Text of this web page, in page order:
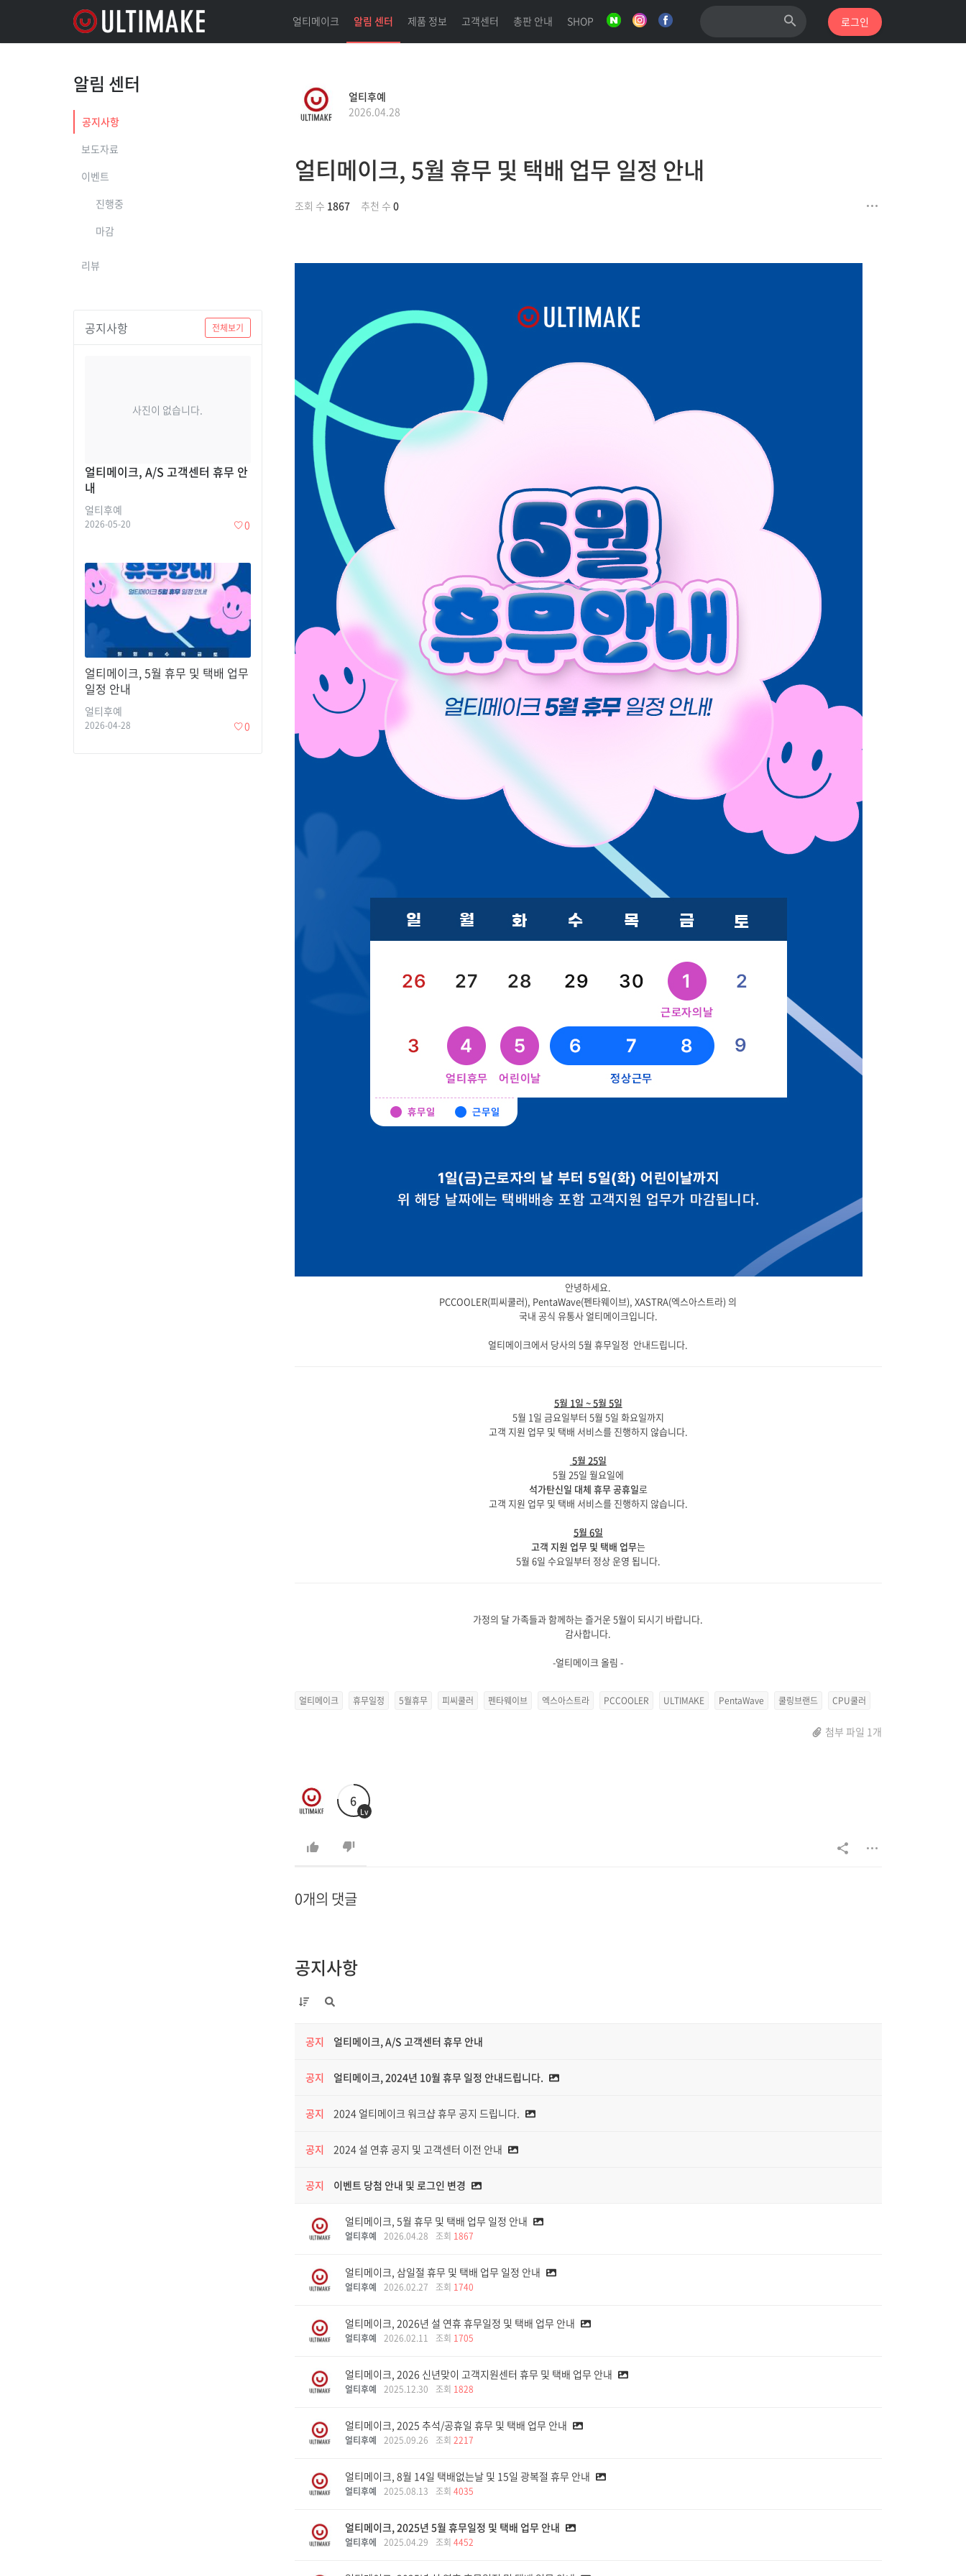
얼티메이크 알림 센터 제품 정보 고객센터 총판 안내 SHOP 로그인
알림 센터
공지사항
보도자료
이벤트
진행중
마감
리뷰
공지사항 전체보기
사진이 없습니다.
얼티메이크, A/S 고객센터 휴무 안
내
얼티후예
2026-05-20 0
얼티메이크, 5월 휴무 및 택배 업무
일정 안내
얼티후예
2026-04-28 0
얼티후예
2026.04.28
얼티메이크, 5월 휴무 및 택배 업무 일정 안내
조회 수 1867 추천 수 0
안녕하세요.
PCCOOLER(피씨쿨러), PentaWave(펜타웨이브), XASTRA(엑스아스트라) 의
국내 공식 유통사 얼티메이크입니다.
얼티메이크에서 당사의 5월 휴무일정 안내드립니다.
5월 1일 ~ 5월 5일
5월 1일 금요일부터 5월 5일 화요일까지
고객 지원 업무 및 택배 서비스를 진행하지 않습니다.
5월 25일
5월 25일 월요일에
석가탄신일 대체 휴무 공휴일로
고객 지원 업무 및 택배 서비스를 진행하지 않습니다.
5월 6일
고객 지원 업무 및 택배 업무는
5월 6일 수요일부터 정상 운영 됩니다.
가정의 달 가족들과 함께하는 즐거운 5월이 되시기 바랍니다.
감사합니다.
-얼티메이크 올림 -
얼티메이크 휴무일정 5월휴무 피씨쿨러 펜타웨이브 엑스아스트라 PCCOOLER ULTIMAKE PentaWave 쿨링브랜드 CPU쿨러
첨부 파일 1개
6
Lv
0개의 댓글
공지사항
공지 얼티메이크, A/S 고객센터 휴무 안내
공지 얼티메이크, 2024년 10월 휴무 일정 안내드립니다.
공지 2024 얼티메이크 워크샵 휴무 공지 드립니다.
공지 2024 설 연휴 공지 및 고객센터 이전 안내
공지 이벤트 당첨 안내 및 로그인 변경
얼티메이크, 5월 휴무 및 택배 업무 일정 안내
얼티후예 2026.04.28 조회 1867
얼티메이크, 삼일절 휴무 및 택배 업무 일정 안내
얼티후예 2026.02.27 조회 1740
얼티메이크, 2026년 설 연휴 휴무일정 및 택배 업무 안내
얼티후예 2026.02.11 조회 1705
얼티메이크, 2026 신년맞이 고객지원센터 휴무 및 택배 업무 안내
얼티후예 2025.12.30 조회 1828
얼티메이크, 2025 추석/공휴일 휴무 및 택배 업무 안내
얼티후예 2025.09.26 조회 2217
얼티메이크, 8월 14일 택배없는날 및 15일 광복절 휴무 안내
얼티후예 2025.08.13 조회 4035
얼티메이크, 2025년 5월 휴무일정 및 택배 업무 안내
얼티후에 2025.04.29 조회 4452